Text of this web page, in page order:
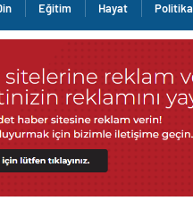
Eğitim Hayat Politika